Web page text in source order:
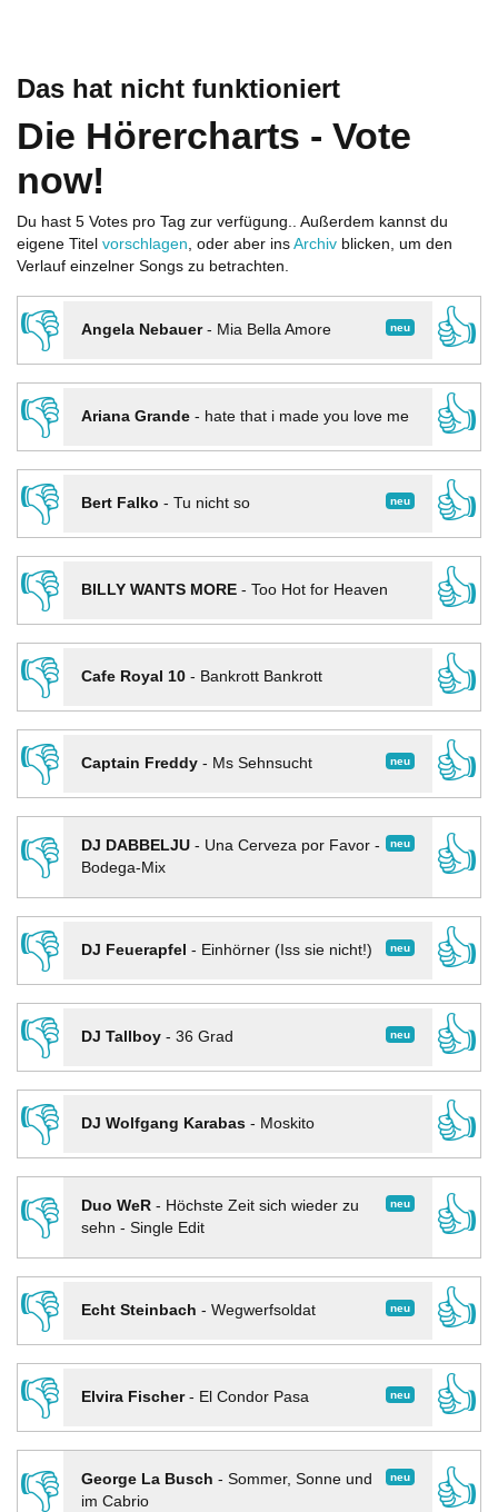
Das hat nicht funktioniert
Die Hörercharts - Vote
now!
Du hast 5 Votes pro Tag zur verfügung.. Außerdem kannst du
eigene Titel vorschlagen, oder aber ins Archiv blicken, um den
Verlauf einzelner Songs zu betrachten.
👎 neu
Angela Nebauer- Mia Bella Amore
👍
👎
Ariana Grande- hate that i made you love me
👍
👎
neu
Bert Falko - Tu nicht so
👍
👎
BILLY WANTS MORE- Too Hot for Heaven
👍
👎
Cafe Royal 10- Bankrott Bankrott
👍
👎
neu
Captain Freddy- Ms Sehnsucht
👍
👎
neu
DJ DABBELJU- Una Cerveza por Favor -
Bodega-Mix
👍
👎
neu
DJ Feuerapfel - Einhörner (Iss sie nicht!)
👍
👎
neu
DJ Tallboy- 36 Grad
👍
👎
DJ Wolfgang Karabas- Moskito
👍
👎
neu
Duo WeR- Höchste Zeit sich wieder zu
sehn - Single Edit
👍
👎
neu
Echt Steinbach - Wegwerfsoldat
👍
👎
neu
Elvira Fischer- El Condor Pasa
👍
👎
neu
George La Busch - Sommer, Sonne und
im Cabrio
👍